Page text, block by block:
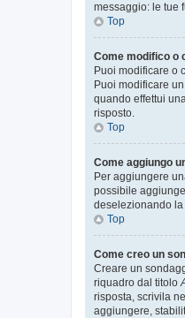
messaggio: le tue
Top
Come modifico o
Puoi modificare o
Puoi modificare
quando effettui
risposto.
Top
Come aggiungo
Per aggiungere
possibile
deselezionando
Top
Come creo un
Creare un
riquadro dal titolo
risposta, scrivila
aggiungere,